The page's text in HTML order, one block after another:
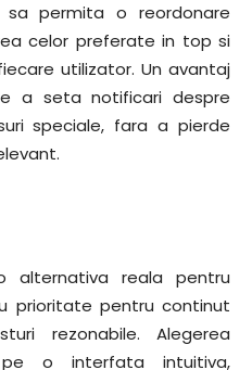
sa permita o reordonare
celor preferate in top si
utilizator. Un avantaj
a seta notificari despre
speciale, fara a pierde
alternativa reala pentru
prioritate pentru continut
rezonabile. Alegerea
o interfata intuitiva,